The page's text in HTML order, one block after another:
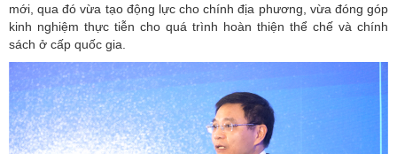
mới, qua đó vừa tạo động lực cho chính địa phương, vừa đóng góp
kinh nghiệm thực tiễn cho quá trình hoàn thiện thể chế và chính
sách ở cấp quốc gia.